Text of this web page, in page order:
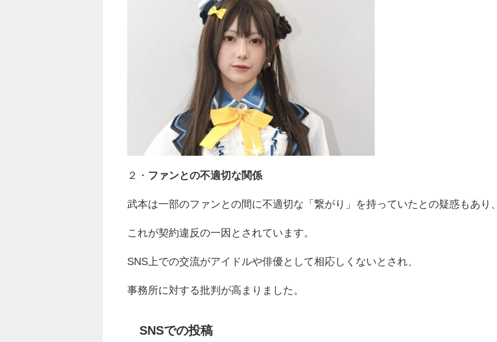
２・ ファンとの不適切な関係
武本は一部のファンとの間に不適切な「繋がり」を持っていたとの疑惑もあり、
これが契約違反の一因とされています。
SNS上での交流がアイドルや俳優として相応しくないとされ、
事務所に対する批判が高まりました。
SNSでの投稿